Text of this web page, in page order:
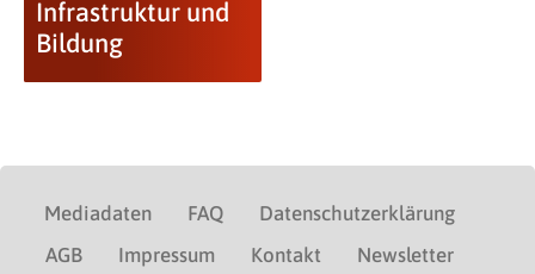
Infrastruktur und
Bildung
Mediadaten FAQ
Datenschutzerklärung
AGB
Impressum Kontakt Newsletter